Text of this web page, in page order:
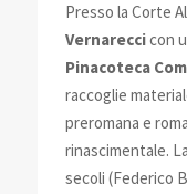
Presso la Corte
Vernareccicon
Pinacoteca
raccoglie
preromana e
rinascimentale.
secoli (Federico